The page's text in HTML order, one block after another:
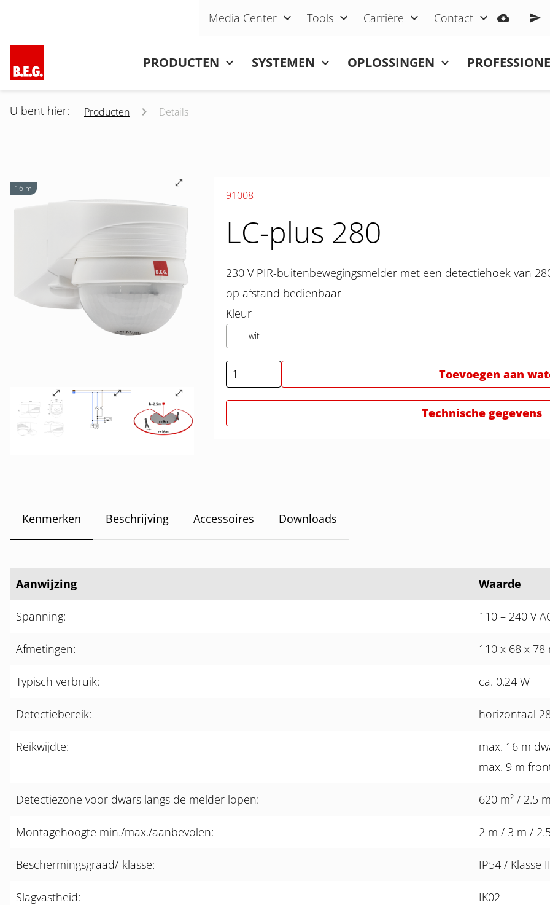
Navigatie overslaan
Media Center Tools Carrière Contact
PRODUCTEN SYSTEMEN OPLOSSINGEN
U bent hier: Producten Details
16 m
91008
LC-plus 280
230 V PIR-buitenbewegingsmelder met een detectiehoek van
op afstand bedienbaar
Kleur
wit
Toevoegen aan
Technische gegevens
Kenmerken Beschrijving Accessoires Downloads
Aanwijzing Waarde
Spanning: 110 – 240 V
Afmetingen: 110 x 68 x 78
Typisch verbruik: ca. 0.24 W
Detectiebereik: horizontaal
Reikwijdte:
max. 16 m
max. 9 m
Detectiezone voor dwars langs de melder lopen: 620 m² / 2.5
Montagehoogte min./max./aanbevolen: 2 m / 3 m /
Beschermingsgraad/-klasse: IP54 / Klasse II
Slagvastheid: IK02